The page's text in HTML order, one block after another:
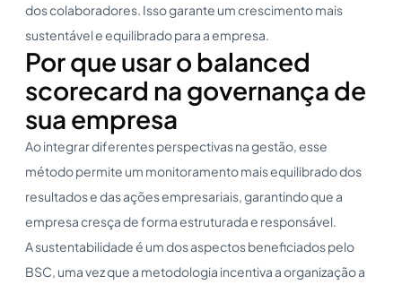
dos colaboradores. Isso garante um crescimento mais
sustentável e equilibrado para a empresa.
Por que usar o balanced
scorecard na governança de
sua empresa
Ao integrar diferentes perspectivas na gestão, esse
método permite um monitoramento mais equilibrado dos
resultados e das ações empresariais, garantindo que a
empresa cresça de forma estruturada e responsável.
A sustentabilidade é um dos aspectos beneficiados pelo
BSC, uma vez que a metodologia incentiva a organização a